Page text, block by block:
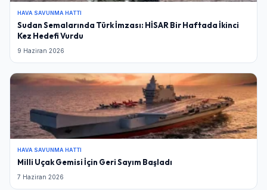
HAVA SAVUNMA HATTI
Sudan Semalarında Türk İmzası: HİSAR Bir Haftada İkinci
Kez Hedefi Vurdu
9 Haziran 2026
HAVA SAVUNMA HATTI
Milli Uçak Gemisi İçin Geri Sayım Başladı
7 Haziran 2026